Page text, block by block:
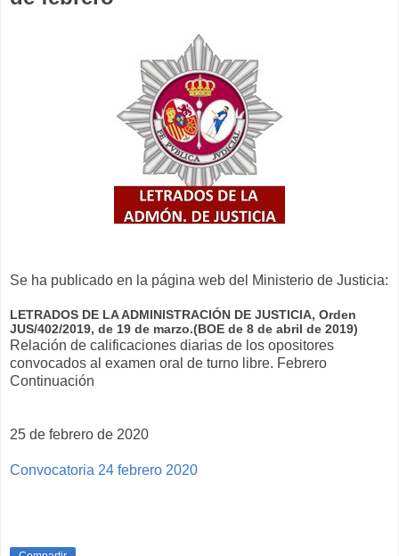
Se ha publicado en la página web del Ministerio de Justicia:
LETRADOS DE LA ADMINISTRACIÓN DE JUSTICIA, Orden
JUS/402/2019, de 19 de marzo.(BOE de 8 de abril de 2019)
Relación de calificaciones diarias de los opositores
convocados al examen oral de turno libre. Febrero
Continuación
25 de febrero de 2020
Convocatoria 24 febrero 2020